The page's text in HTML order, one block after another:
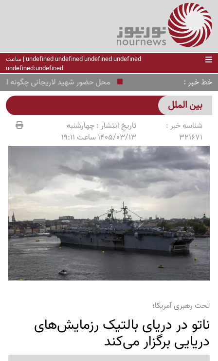
undefined undefined undefined undefined | ساعت
undefined:undefined
خط خبر محل حضور شهید لاریجانی چگونه از
بین الملل
شناسه خبر :
321671
تاریخ انتشار :چهارشنبه
1405/03/13 ساعت 19:11
تحت رهبری آمریکا؛
ناتو در دریای بالتیک رزمایش‌های
دریایی برگزار می‌کند